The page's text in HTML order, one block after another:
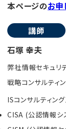
本ページのお申
講師
石塚 幸夫
弊社情報セキュリ
戦略コンサルティ
ISコンサルティン
CISA (公認情報シ